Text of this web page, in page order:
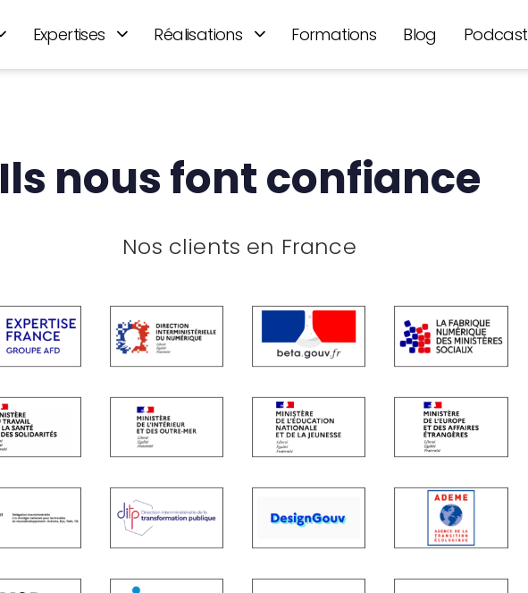
Expertises Réalisations Formations Blog Podcast
Ils nous font confiance
Nos clients en France